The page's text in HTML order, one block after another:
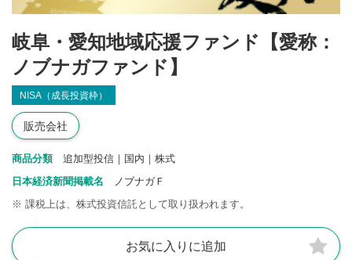
岐阜・愛知地域応援ファンド【愛称：
ノブナガファンド】
NISA（成長投資枠）
販売会社
商品分類
追加型投信｜国内｜株式
日本経済新聞掲載名
ノブナガＦ
※ 課税上は、株式投資信託として取り扱われます。
お気に入りに追加